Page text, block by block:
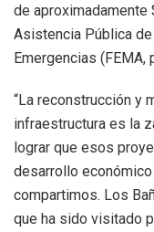
de aproximadamente
Asistencia Pública
Emergencias
“La reconstrucción y
infraestructura es la
lograr que esos
desarrollo
compartimos. Los
que ha sido visitado